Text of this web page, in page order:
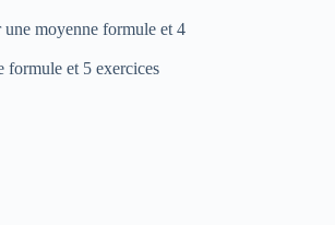
moyenne formule et 4
formule et 5 exercices